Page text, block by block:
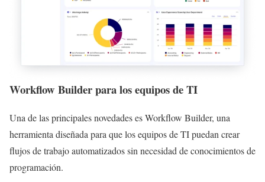
Workflow Builder para los equipos de TI
Una de las principales novedades es Workflow Builder, una
herramienta diseñada para que los equipos de TI puedan crear
flujos de trabajo automatizados sin necesidad de conocimientos de
programación.